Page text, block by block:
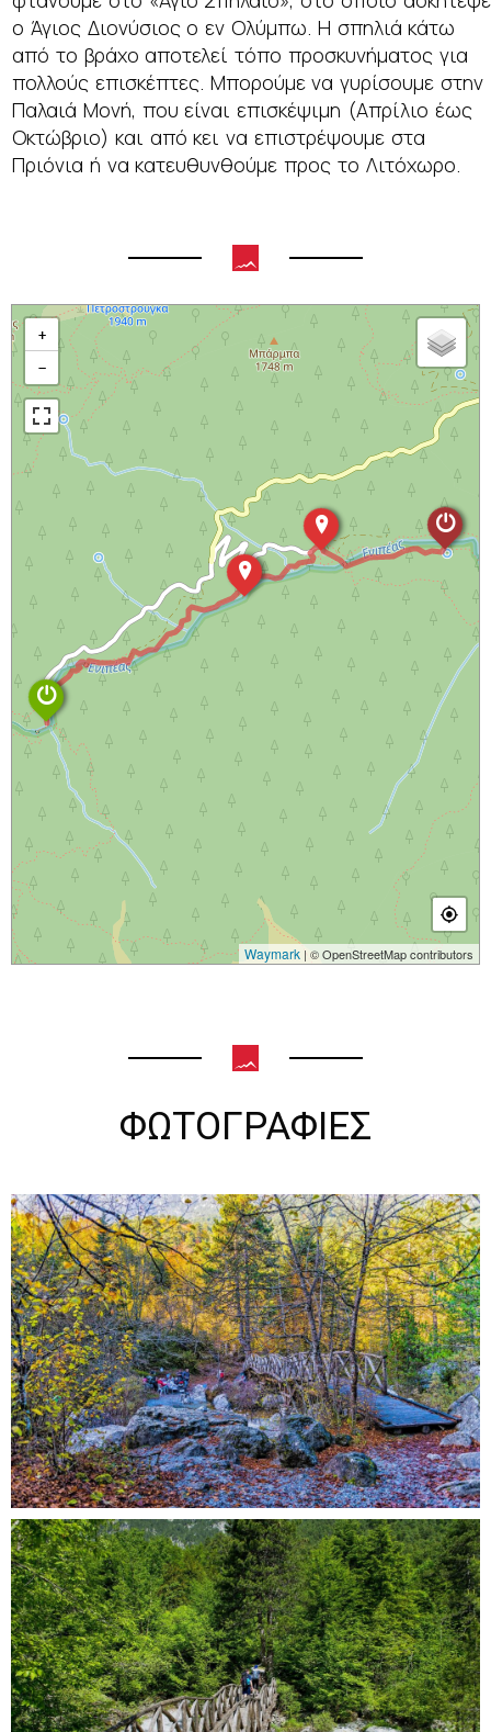
ο Άγιος Διονύσιος ο εν Ολύμπω. Η σπηλιά κάτω
από το βράχο αποτελεί τόπο προσκυνήματος για
πολλούς επισκέπτες. Μπορούμε να γυρίσουμε στην
Παλαιά Μονή, που είναι επισκέψιμη (Απρίλιο έως
Οκτώβριο) και από κει να επιστρέψουμε στα
Πριόνια ή να κατευθυνθούμε προς το Λιτόχωρο.
+
−
Waymark | © OpenStreetMap contributors
ΦΩΤΟΓΡΑΦΙΕΣ